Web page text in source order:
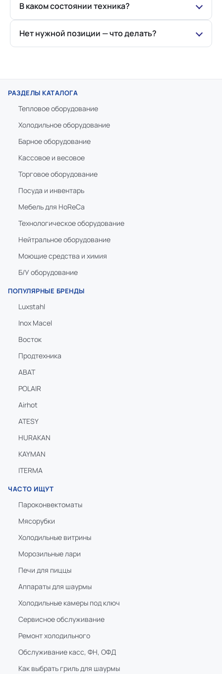
В каком состоянии техника?
Нет нужной позиции — что делать?
РАЗДЕЛЫ КАТАЛОГА
Тепловое оборудование
Холодильное оборудование
Барное оборудование
Кассовое и весовое
Торговое оборудование
Посуда и инвентарь
Мебель для HoReCa
Технологическое оборудование
Нейтральное оборудование
Моющие средства и химия
Б/У оборудование
ПОПУЛЯРНЫЕ БРЕНДЫ
Luxstahl
Inox Macel
Восток
Продтехника
ABAT
POLAIR
Airhot
ATESY
HURAKAN
KAYMAN
ITERMA
ЧАСТО ИЩУТ
Пароконвектоматы
Мясорубки
Холодильные витрины
Морозильные лари
Печи для пиццы
Аппараты для шаурмы
Холодильные камеры под ключ
Сервисное обслуживание
Ремонт холодильного
Обслуживание касс, ФН, ОФД
Как выбрать гриль для шаурмы